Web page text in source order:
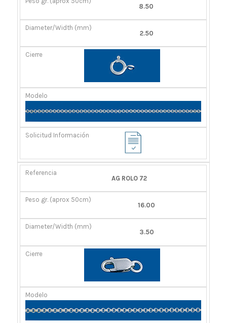
8.50
2.50
AG ROLO 72
16.00
3.50